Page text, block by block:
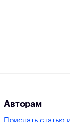
Авторам
Прислать статью